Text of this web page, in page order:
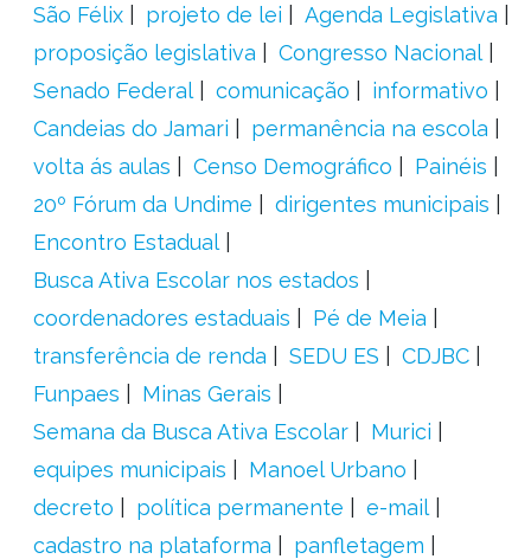
São Félix
projeto de lei
Agenda Legislativa
proposição legislativa
Congresso Nacional
Senado Federal
comunicação
informativo
Candeias do Jamari
permanência na escola
volta ás aulas
Censo Demográfico
Painéis
20º Fórum da Undime
dirigentes municipais
Encontro Estadual
Busca Ativa Escolar nos estados
coordenadores estaduais
Pé de Meia
transferência de renda
SEDU ES
CDJBC
Funpaes
Minas Gerais
Semana da Busca Ativa Escolar
Murici
equipes municipais
Manoel Urbano
decreto
política permanente
e-mail
cadastro na plataforma
panfletagem